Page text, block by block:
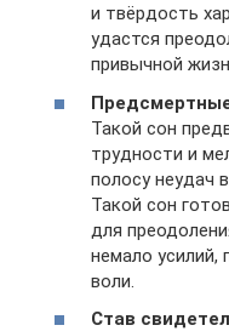
и твёрдость
удастся
привычной
Такой сон
трудности и
полосу неудач
Такой сон
для
немало усилий,
воли.
Став